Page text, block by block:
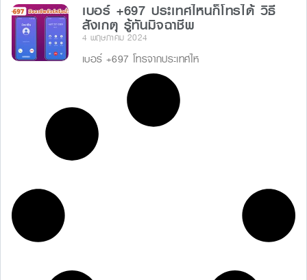
เบอร์ +697 ประเทศไหนก็โทรได้ วิธี
สังเกตุ รู้ทันมิจฉาชีพ
4 พฤษภาคม 2024
เบอร์ +697 โทรจากประเทศไห